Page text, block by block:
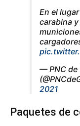
En el
carabina
— PNC de
2021
Paquetes de